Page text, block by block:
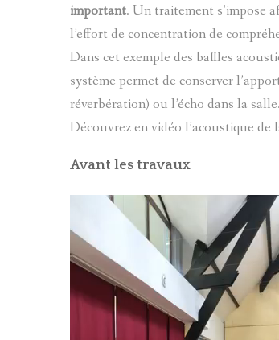
ACOUSTIQUE CANTINES
ACOUSTIQUE ECOLE DE
ACOUSTIQUE
ACOUSTIQUE BÂTIMENTS
ACOUSTIQUE STAND DE TIR
ACOUSTIQUE CABINE
important. Un traitement s’impose
l’effort de concentration de
Dans cet exemple des baffles
système permet de conserver
réverbération) ou l’écho dans la salle.
Découvrez en vidéo l’acoustique
Avant les travaux
Lecteur